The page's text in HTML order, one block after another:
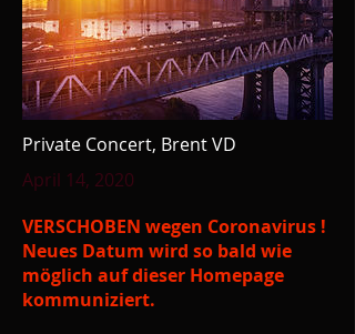
Private Concert, Brent VD
April 14, 2020
VERSCHOBEN wegen Coronavirus !
Neues Datum wird so bald wie
möglich auf dieser Homepage
kommuniziert.